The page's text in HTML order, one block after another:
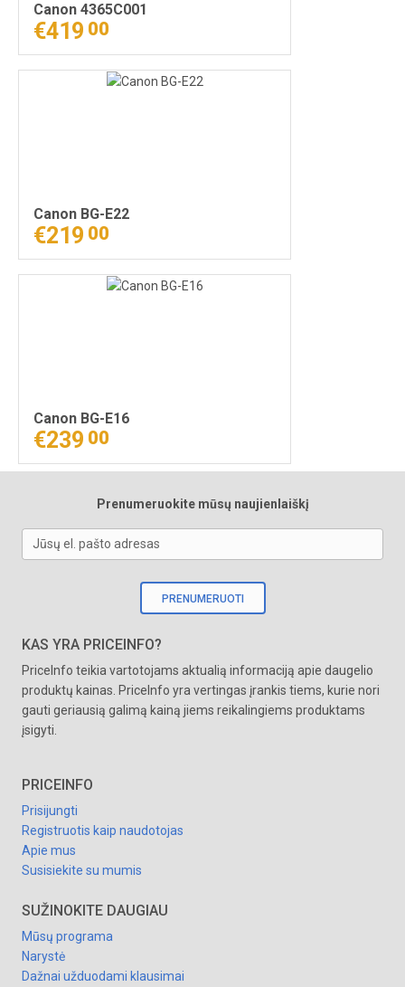
Canon 4365C001
€419 00
Canon BG-E22
€219 00
Canon BG-E16
€239 00
Prenumeruokite mūsų naujienlaiškį
Jūsų el. pašto adresas
PRENUMERUOTI
KAS YRA PRICEINFO?
PriceInfo teikia vartotojams aktualią informaciją apie daugelio
produktų kainas. PriceInfo yra vertingas įrankis tiems, kurie nori
gauti geriausią galimą kainą jiems reikalingiems produktams
įsigyti.
PRICEINFO
Prisijungti
Registruotis kaip naudotojas
Apie mus
Susisiekite su mumis
SUŽINOKITE DAUGIAU
Mūsų programa
Narystė
Dažnai užduodami klausimai